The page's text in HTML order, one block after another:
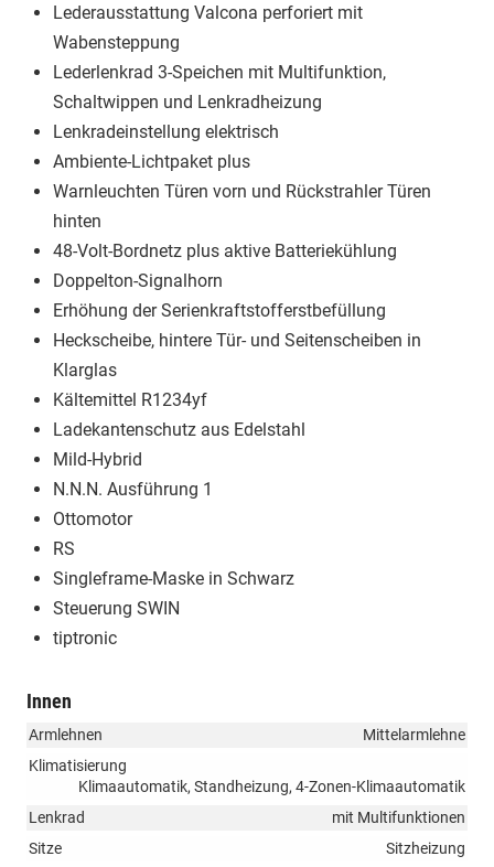
Lederausstattung Valcona perforiert mit
Wabensteppung
Lederlenkrad 3-Speichen mit Multifunktion,
Schaltwippen und Lenkradheizung
Lenkradeinstellung elektrisch
Ambiente-Lichtpaket plus
Warnleuchten Türen vorn und Rückstrahler Türen
hinten
48-Volt-Bordnetz plus aktive Batteriekühlung
Doppelton-Signalhorn
Erhöhung der Serienkraftstofferstbefüllung
Heckscheibe, hintere Tür- und Seitenscheiben in
Klarglas
Kältemittel R1234yf
Ladekantenschutz aus Edelstahl
Mild-Hybrid
N.N.N. Ausführung 1
Ottomotor
RS
Singleframe-Maske in Schwarz
Steuerung SWIN
tiptronic
Innen
Armlehnen
Mittelarmlehne
Klimatisierung
Klimaautomatik, Standheizung, 4-Zonen-Klimaautomatik
Lenkrad
mit Multifunktionen
Sitze
Sitzheizung